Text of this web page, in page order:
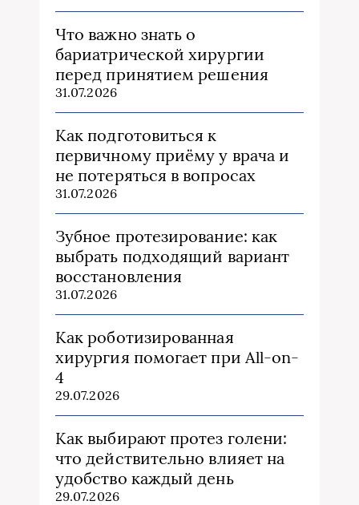
Что важно знать о
бариатрической хирургии
перед принятием решения
31.07.2026
Как подготовиться к
первичному приёму у врача и
не потеряться в вопросах
31.07.2026
Зубное протезирование: как
выбрать подходящий вариант
восстановления
31.07.2026
Как роботизированная
хирургия помогает при All-on-
4
29.07.2026
Как выбирают протез голени:
что действительно влияет на
удобство каждый день
29.07.2026